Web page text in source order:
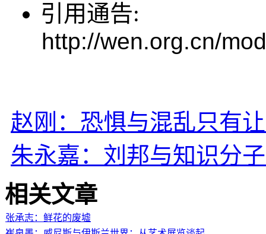
引用通告:
http://wen.org.cn/
赵刚：恐惧与混乱只有
朱永嘉：刘邦与知识分
相关文章
张承志：鲜花的废墟